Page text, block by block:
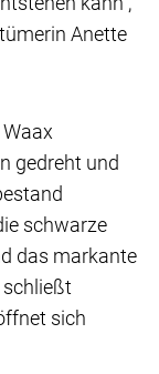
Anette
gedreht und
schwarze
das markante
sich